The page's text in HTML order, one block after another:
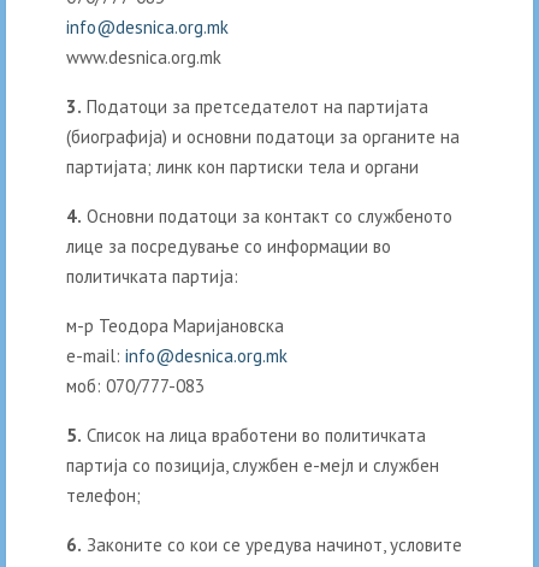
info@desnica.org.mk
www.desnica.org.mk
3. Податоци за претседателот на партијата
(биографија) и основни податоци за органите на
партијата; линк кон партиски тела и органи
4. Основни податоци за контакт со службеното
лице за посредување со информации во
политичката партија:
м-р Теодора Маријановска
е-mail: info@desnica.org.mk
моб: 070/777-083
5. Список на лица вработени во политичката
партија со позиција, службен е-мејл и службен
телефон;
6. Законите со кои се уредува начинот, условите